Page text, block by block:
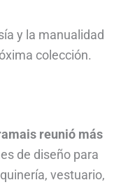
y la manualidad
colección.
reunió más
de diseño para
vestuario,